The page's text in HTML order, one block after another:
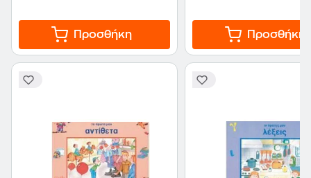
Προσθήκη Προσθήκη